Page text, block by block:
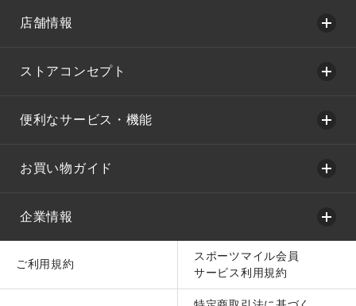
店舗情報
ストアコンセプト
便利なサービス・機能
お買い物ガイド
企業情報
ご利用規約
スポーツマイル会員
サービス利用規約